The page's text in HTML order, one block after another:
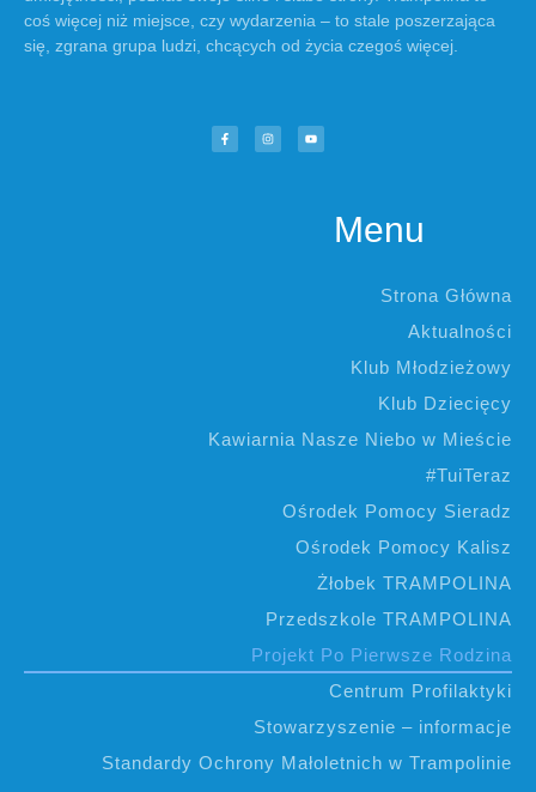
coś więcej niż miejsce, czy wydarzenia – to stale poszerzająca
się, zgrana grupa ludzi, chcących od życia czegoś więcej.
Menu
Strona Główna
Aktualności
Klub Młodzieżowy
Klub Dziecięcy
Kawiarnia Nasze Niebo w Mieście
#TuiTeraz
Ośrodek Pomocy Sieradz
Ośrodek Pomocy Kalisz
Żłobek TRAMPOLINA
Przedszkole TRAMPOLINA
Projekt Po Pierwsze Rodzina
Centrum Profilaktyki
Stowarzyszenie – informacje
Standardy Ochrony Małoletnich w Trampolinie